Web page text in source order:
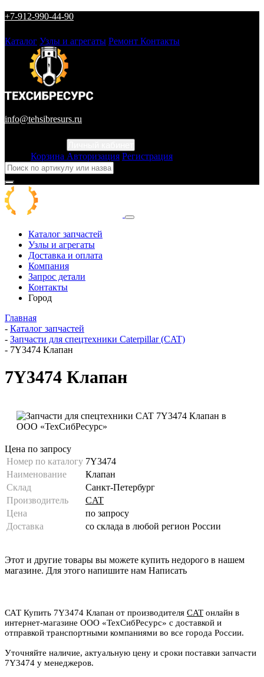
+7-912-990-44-90
Каталог Узлы и агрегаты Ремонт Контакты
info@tehsibresurs.ru
Корзина Авторизация Регистрация
Каталог запчастей
Узлы и агрегаты
Доставка и оплата
Компания
Запрос детали
Контакты
Город
Главная
- Каталог запчастей
- Запчасти для спецтехники Caterpillar (CAT)
- 7Y3474 Клапан
7Y3474 Клапан
Цена по запросу
Номер по каталогу 7Y3474
Наименование
Клапан
Склад
Санкт-Петербург
Производитель
CAT
Цена
по запросу
Доставка
со склада в любой регион России
Этот и другие товары вы можете купить недорого в нашем
магазине. Для этого напишите нам Написать
САТ Купить 7Y3474 Клапан от производителя CAT онлайн в
интернет-магазине ООО «ТехСибРесурс» с доставкой и
отправкой транспортными компаниями во все города России.
Уточняйте наличие, актуальную цену и сроки поставки запчасти
7Y3474 у менеджеров.